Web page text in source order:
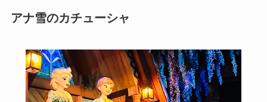
アナ雪のカチューシャ